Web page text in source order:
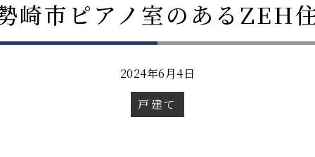
崎市ピアノ室のあるZEH
2024年6月4日
戸建て